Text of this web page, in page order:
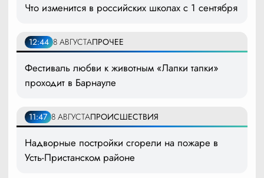
Что изменится в российских школах с 1 сентября
12:44 8 АВГУСТАПРОЧЕЕ
Фестиваль любви к животным «Лапки тапки»
проходит в Барнауле
11:47 8 АВГУСТАПРОИСШЕСТВИЯ
Надворные постройки сгорели на пожаре в
Усть-Пристанском районе